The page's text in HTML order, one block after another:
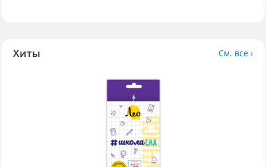
Хиты См. все ›